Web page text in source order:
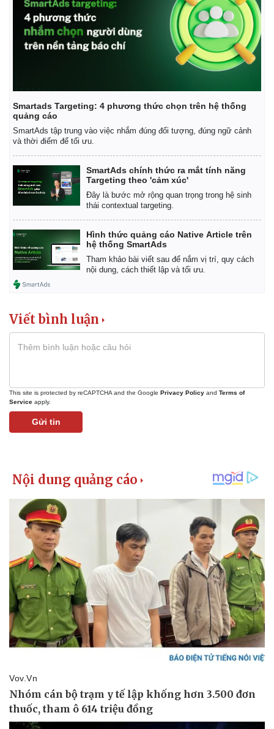
Kinh tế
Bất động sản
Khởi nghiệp
Thị trường
Smartads Targeting: 4 phương thức chọn trên hệ thống
quảng cáo
SmartAds tập trung vào việc nhắm đúng đối tượng, đúng ngữ cảnh
và thời điểm để tối ưu.
SmartAds chính thức ra mắt tính năng
Targeting theo 'cảm xúc'
Đây là bước mở rộng quan trọng trong hệ sinh
thái contextual targeting.
Hình thức quảng cáo Native Article trên
hệ thống SmartAds
Tham khảo bài viết sau để nắm vị trí, quy cách
nội dung, cách thiết lập và tối ưu.
Viết bình luận
This site is protected by reCAPTCHA and the Google Privacy Policy and Terms of
Service apply.
Gửi tin